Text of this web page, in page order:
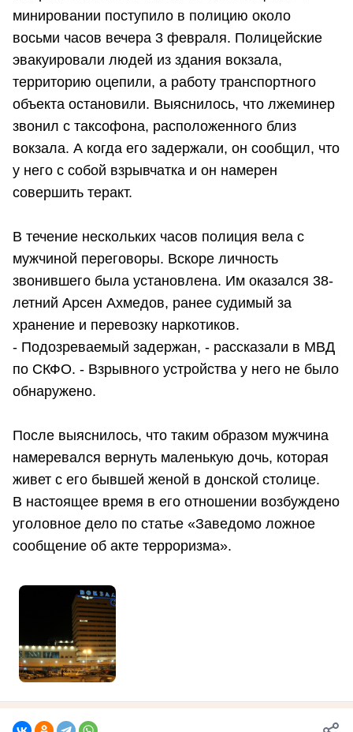
минировании поступило в полицию около
восьми часов вечера 3 февраля. Полицейские
эвакуировали людей из здания вокзала,
территорию оцепили, а работу транспортного
объекта остановили. Выяснилось, что лжеминер
звонил с таксофона, расположенного близ
вокзала. А когда его задержали, он сообщил, что
у него с собой взрывчатка и он намерен
совершить теракт.
В течение нескольких часов полиция вела с
мужчиной переговоры. Вскоре личность
звонившего была установлена. Им оказался 38-
летний Арсен Ахмедов, ранее судимый за
хранение и перевозку наркотиков.
- Подозреваемый задержан, - рассказали в МВД
по СКФО. - Взрывного устройства у него не было
обнаружено.
После выяснилось, что таким образом мужчина
намеревался вернуть маленькую дочь, которая
живет с его бывшей женой в донской столице.
В настоящее время в его отношении возбуждено
уголовное дело по статье «Заведомо ложное
сообщение об акте терроризма».